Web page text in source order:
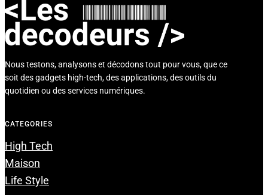
Nous testons, analysons et décodons tout pour vous, que ce
soit des gadgets high-tech, des applications, des outils du
quotidien ou des services numériques.
CATEGORIES
High Tech
Maison
Life Style